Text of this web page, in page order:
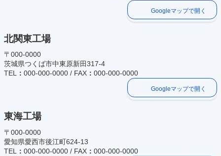
Googleマップで開く
北関東工場
〒000-0000
茨城県つくば市中東原新田317-4
TEL ： 000-000-0000 / FAX ： 000-000-0000
Googleマップで開く
東海工場
〒000-0000
愛知県愛西市後江町624-13
TEL
： 000-000-0000 / FAX ： 000-000-0000